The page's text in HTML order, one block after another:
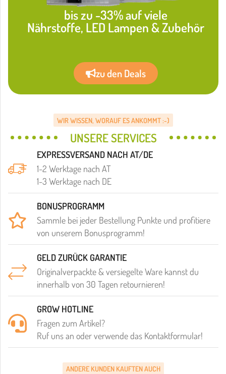
bis zu -33% auf viele
Nährstoffe, LED Lampen & Zubehör
zu den Deals
WIR WISSEN, WORAUF ES ANKOMMT :-)
UNSERE SERVICES
EXPRESSVERSAND NACH AT/DE
1-2 Werktage nach AT
1-3 Werktage nach DE
BONUSPROGRAMM
Sammle bei jeder Bestellung Punkte und profitiere
von unserem Bonusprogramm!
GELD ZURÜCK GARANTIE
Originalverpackte & versiegelte Ware kannst du
innerhalb von 30 Tagen retournieren!
GROW HOTLINE
Fragen zum Artikel?
Ruf uns an oder verwende das Kontaktformular!
ANDERE KUNDEN KAUFTEN AUCH